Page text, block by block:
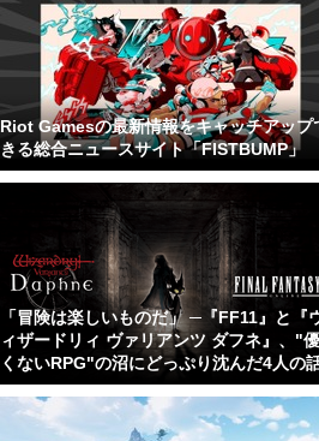
Riot Gamesの最新情報をキャッチアップ
きる総合ニュースサイト「FISTBUMP」
「冒険は楽しいものだ」 ─『FF11』と『
ィザードリィ ヴァリアンツ ダフネ』、"
くないRPG"の沼にどっぷり沈んだ4人の